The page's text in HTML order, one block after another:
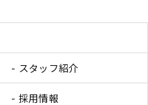
スタッフ紹介
採用情報